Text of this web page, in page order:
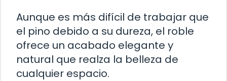
Aunque es más difícil de trabajar que
el pino debido a su dureza, el roble
ofrece un acabado elegante y
natural que realza la belleza de
cualquier espacio.